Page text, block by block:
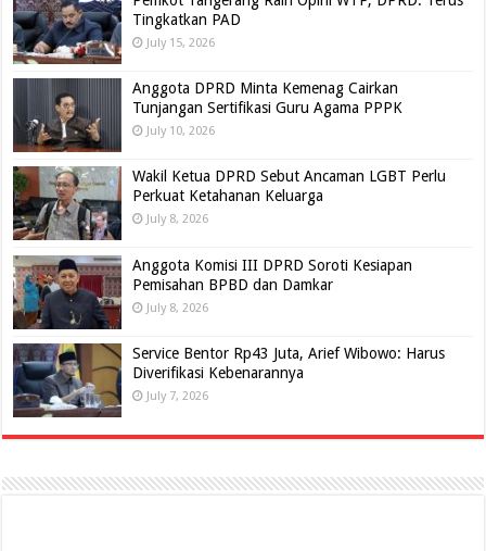
Tingkatkan PAD
July 15, 2026
Anggota DPRD Minta Kemenag Cairkan
Tunjangan Sertifikasi Guru Agama PPPK
July 10, 2026
Wakil Ketua DPRD Sebut Ancaman LGBT Perlu
Perkuat Ketahanan Keluarga
July 8, 2026
Anggota Komisi III DPRD Soroti Kesiapan
Pemisahan BPBD dan Damkar
July 8, 2026
Service Bentor Rp43 Juta, Arief Wibowo: Harus
Diverifikasi Kebenarannya
July 7, 2026